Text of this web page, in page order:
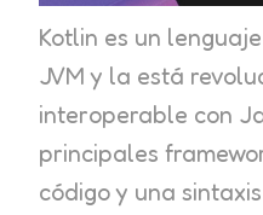
Kotlin es un
JVM y la está
interoperable con
principales
código y una